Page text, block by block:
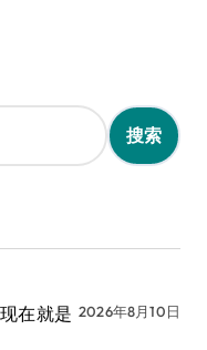
在就是 2026年8月10日